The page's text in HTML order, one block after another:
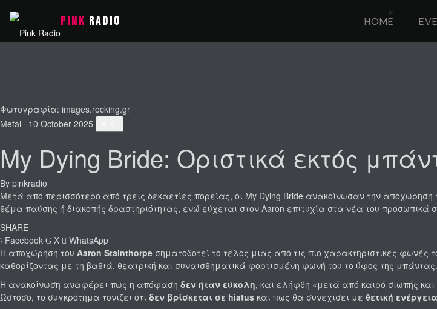
PINK RADIO HOME
Φωτογραφία: images.rocking.gr
Metal · 10 October 2025
My Dying Bride: Οριστικά εκτός
By pinkradio
Μετά από περισσότερο από τρεις δεκαετίες πορείας, οι My Dying Bride ανακοίνωσαν την
θέμα παύσης ή διακοπής δραστηριότητας, ενώ εύχεται στον Aaron επιτυχία στα νέα του προσωπικά
SHARE
Facebook
X
WhatsApp
Η αποχώρηση του Aaron Stainthorpe σηματοδοτεί το τέλος μιας από τις πιο χαρακτηριστικές φωνές
καθορίζοντας με τη βαθιά, θεατρική και συναισθηματικά φορτισμένη φωνή του το ύφος της μπάντας.
Η ανακοίνωση αναφέρει πως η απόφαση δεν ήταν εύκολη, και ελήφθη «μετά από καιρό σιωπής
Ωστόσο, το συγκρότημα τονίζει ότι δεν βρίσκεται σε hiatus και πως θα συνεχίσει με θετική